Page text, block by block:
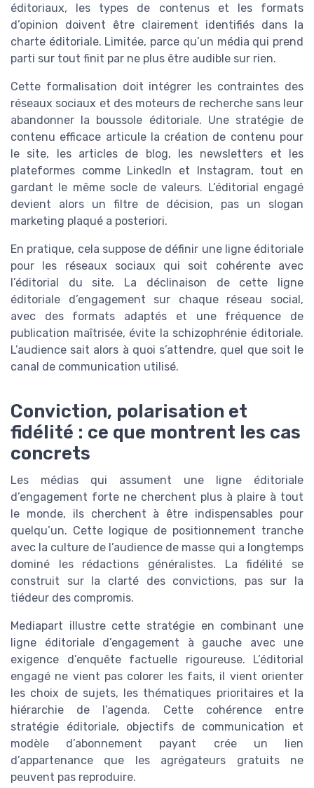
éditoriaux, les types de contenus et les formats
d’opinion doivent être clairement identifiés dans la
charte éditoriale. Limitée, parce qu’un média qui prend
parti sur tout finit par ne plus être audible sur rien.
Cette formalisation doit intégrer les contraintes des
réseaux sociaux et des moteurs de recherche sans leur
abandonner la boussole éditoriale. Une stratégie de
contenu efficace articule la création de contenu pour
le site, les articles de blog, les newsletters et les
plateformes comme LinkedIn et Instagram, tout en
gardant le même socle de valeurs. L’éditorial engagé
devient alors un filtre de décision, pas un slogan
marketing plaqué a posteriori.
En pratique, cela suppose de définir une ligne éditoriale
pour les réseaux sociaux qui soit cohérente avec
l’éditorial du site. La déclinaison de cette ligne
éditoriale d’engagement sur chaque réseau social,
avec des formats adaptés et une fréquence de
publication maîtrisée, évite la schizophrénie éditoriale.
L’audience sait alors à quoi s’attendre, quel que soit le
canal de communication utilisé.
Conviction, polarisation et
fidélité : ce que montrent les cas
concrets
Les médias qui assument une ligne éditoriale
d’engagement forte ne cherchent plus à plaire à tout
le monde, ils cherchent à être indispensables pour
quelqu’un. Cette logique de positionnement tranche
avec la culture de l’audience de masse qui a longtemps
dominé les rédactions généralistes. La fidélité se
construit sur la clarté des convictions, pas sur la
tiédeur des compromis.
Mediapart illustre cette stratégie en combinant une
ligne éditoriale d’engagement à gauche avec une
exigence d’enquête factuelle rigoureuse. L’éditorial
engagé ne vient pas colorer les faits, il vient orienter
les choix de sujets, les thématiques prioritaires et la
hiérarchie de l’agenda. Cette cohérence entre
stratégie éditoriale, objectifs de communication et
modèle d’abonnement payant crée un lien
d’appartenance que les agrégateurs gratuits ne
peuvent pas reproduire.